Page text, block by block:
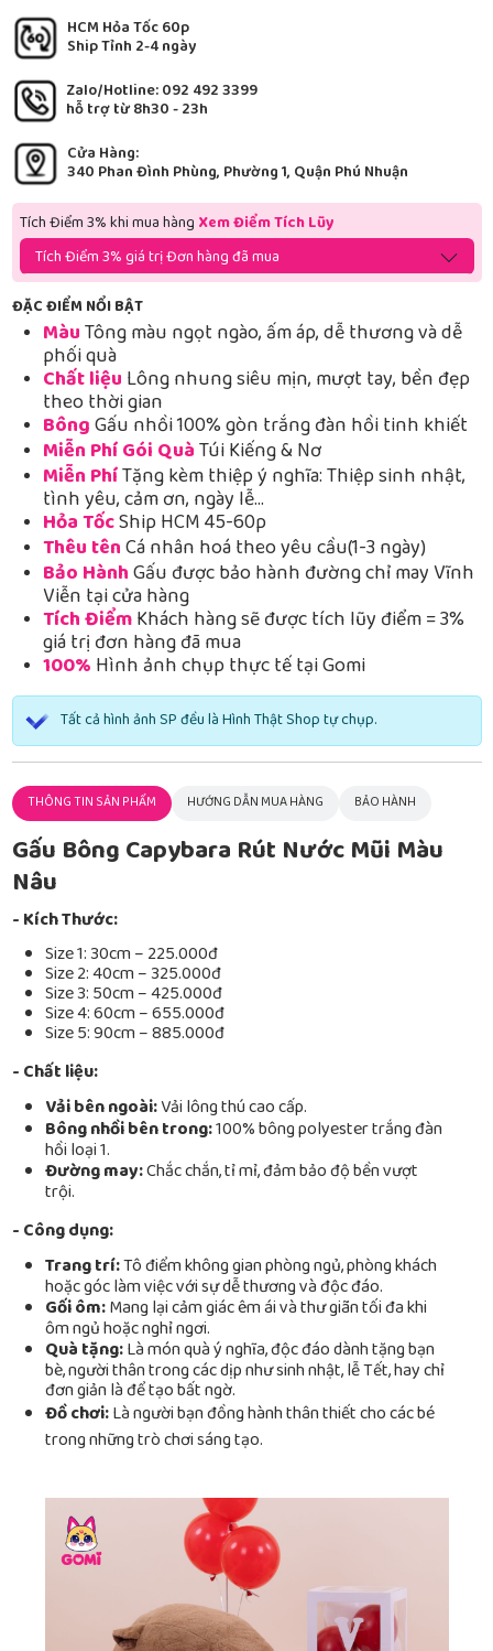
HCM Hỏa Tốc 60p
Ship Tỉnh 2-4 ngày
Zalo/Hotline: 092 492 3399
hỗ trợ từ 8h30 - 23h
Cửa Hàng:
340 Phan Đình Phùng, Phường 1, Quận Phú Nhuận
Tích Điểm 3% khi mua hàng Xem Điểm Tích Lũy
Tích Điểm 3% giá trị Đơn hàng đã mua
ĐẶC ĐIỂM NỔI BẬT
MàuTông màu ngọt ngào, ấm áp, dễ thương và dễ
phối quà
Chất liệu Lông nhung siêu mịn, mượt tay, bền đẹp
theo thời gian
BôngGấu nhồi 100% gòn trắng đàn hồi tinh khiết
Miễn Phí Gói QuàTúi Kiếng & Nơ
Miễn PhíTặng kèm thiệp ý nghĩa: Thiệp sinh nhật,
tình yêu, cảm ơn, ngày lễ…
Hỏa TốcShip HCM 45-60p
Thêu tênCá nhân hoá theo yêu cầu(1-3 ngày)
Bảo HànhGấu được bảo hành đường chỉ may Vĩnh
Viễn tại cửa hàng
Tích ĐiểmKhách hàng sẽ được tích lũy điểm = 3%
giá trị đơn hàng đã mua
100% Hình ảnh chụp thực tế tại Gomi
Tất cả hình ảnh SP đều là Hình Thật Shop tự chụp.
THÔNG TIN SẢN PHẨM HƯỚNG DẪN MUA HÀNG BẢO HÀNH
Gấu Bông Capybara Rút Nước Mũi Màu
Nâu
- Kích Thước:
Size 1: 30cm – 225.000đ
Size 2: 40cm – 325.000đ
Size 3: 50cm – 425.000đ
Size 4: 60cm – 655.000đ
Size 5: 90cm – 885.000đ
- Chất liệu:
Vải bên ngoài:Vải lông thú cao cấp.
Bông nhồi bên trong:100% bông polyester trắng đàn
hồi loại 1.
Đường may:Chắc chắn, tỉ mỉ, đảm bảo độ bền vượt
trội.
- Công dụng:
Trang trí:Tô điểm không gian phòng ngủ, phòng khách
hoặc góc làm việc với sự dễ thương và độc đáo.
Gối ôm:Mang lại cảm giác êm ái và thư giãn tối đa khi
ôm ngủ hoặc nghỉ ngơi.
Quà tặng:Là món quà ý nghĩa, độc đáo dành tặng bạn
bè, người thân trong các dịp như sinh nhật, lễ Tết, hay chỉ
đơn giản là để tạo bất ngờ.
Đồ chơi:Là người bạn đồng hành thân thiết cho các bé
trong những trò chơi sáng tạo.